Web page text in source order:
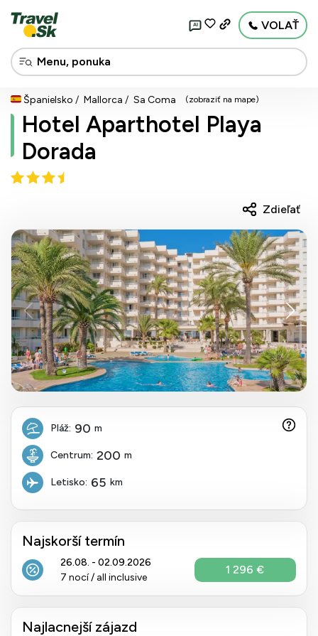
AI VOLAŤ
Španielsko Mallorca Sa Coma (zobraziť na mape)
Hotel Aparthotel Playa
Dorada
Zdieľať
Pláž: 90 m
Centrum: 200 m
Letisko: 65 km
Najskorší termín
26.08. - 02.09.2026
7 nocí / all inclusive
1 296 €
Najlacnejší zájazd